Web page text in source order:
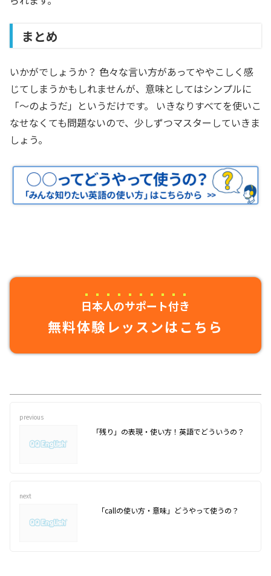
まとめ
いかがでしょうか？ 色々な言い方があってややこしく感
じてしまうかもしれませんが、意味としてはシンプルに
「～のようだ」というだけです。 いきなりすべてを使いこ
なせなくても問題ないので、少しずつマスターしていきま
しょう。
日本人のサポート付き
無料体験レッスンはこちら
previous
「残り」の表現・使い方！英語でどういうの？
next
「callの使い方・意味」どうやって使うの？